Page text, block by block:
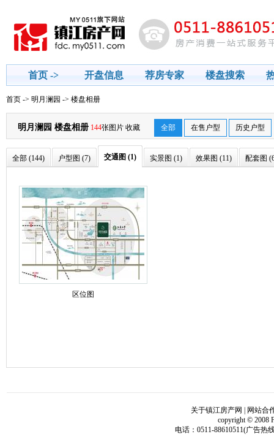
首页 -> 开盘信息 荐房专家 楼盘搜索
房贷计算器
首页 -> 明月澜园 -> 楼盘相册
明月澜园 楼盘相册 144张图片 收藏 全部 在售户型 历史户型
全部 (144) 户型图 (7) 交通图 (1) 实景图 (1) 效果图 (11) 配套图
区位图
关于镇江房产网
网站合
copyright © 2008
电话：0511-88610511(广告热